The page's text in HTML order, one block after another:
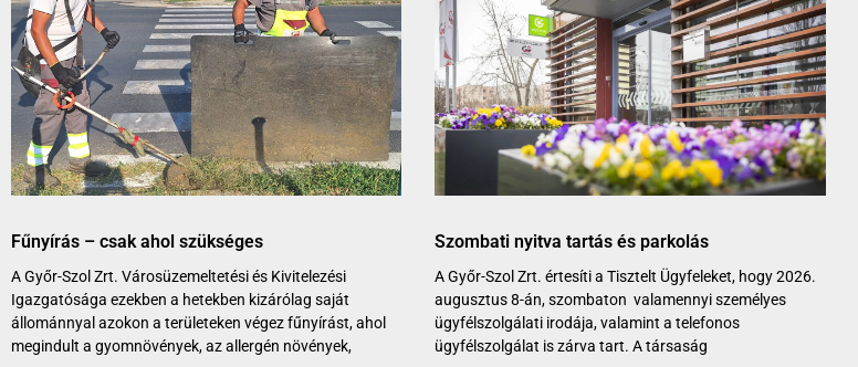
Fűnyírás – csak ahol szükséges
A Győr-Szol Zrt. Városüzemeltetési és Kivitelezési
Igazgatósága ezekben a hetekben kizárólag saját
állománnyal azokon a területeken végez fűnyírást, ahol
megindult a gyomnövények, az allergén növények,
Szombati nyitva tartás és parkolás
A Győr-Szol Zrt. értesíti a Tisztelt Ügyfeleket, hogy 2026.
augusztus 8-án, szombaton valamennyi személyes
ügyfélszolgálati irodája, valamint a telefonos
ügyfélszolgálat is zárva tart. A társaság